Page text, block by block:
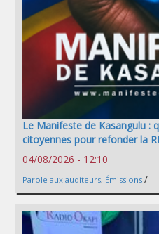
Le Manifeste de Kasangulu :
citoyennes pour refonder la
04/08/2026 - 12:10
Parole aux auditeurs, Émissions /